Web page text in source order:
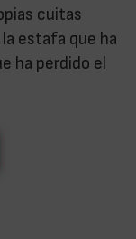
cuitas
estafa que ha
ha perdido el